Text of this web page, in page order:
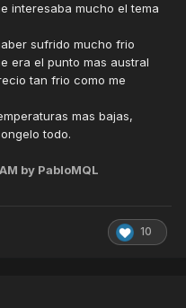
suas indagações,
quente e mais seco.
Agora temos 2014,
abaixo da média
da caatinga). Isso
mostram.
voltarem com gosto
de chuva dos últimos
que duraram
interesaba mucho el tema
sufrido mucho frio
era el punto mas austral
tan frio como me
mas bajas,
todo.
by PabloMQL
10